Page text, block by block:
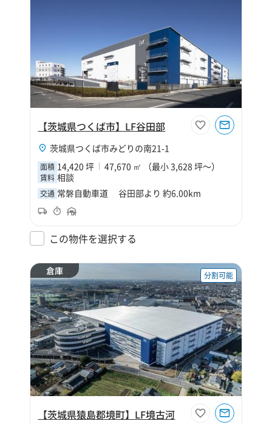
【茨城県つくば市】LF谷田部
茨城県つくば市みどりの南21-1
面積 14,420 坪 47,670 ㎡ （最小 3,628 坪～）
賃料 相談
交通 常磐自動車道 谷田部より 約6.00km
この物件を選択する
倉庫 分割可能
【茨城県猿島郡境町】LF境古河